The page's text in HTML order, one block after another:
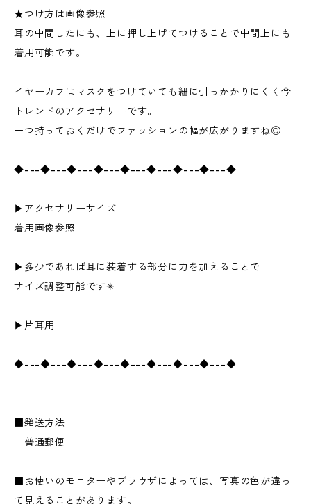
★つけ方は画像参照
耳の中間したにも、上に押し上げてつけることで中間上にも
着用可能です。
イヤーカフはマスクをつけていても紐に引っかかりにくく今
トレンドのアクセサリーです。
一つ持っておくだけでファッションの幅が広がりますね◎
◆---◆---◆---◆---◆---◆---◆---◆---◆
▶︎アクセサリーサイズ
着用画像参照
▶︎多少であれば耳に装着する部分に力を加えることで
サイズ調整可能です✳︎
▶︎片耳用
◆---◆---◆---◆---◆---◆---◆---◆---◆
■発送方法
普通郵便
■お使いのモニターやブラウザによっては、写真の色が違っ
て見えることがあります。